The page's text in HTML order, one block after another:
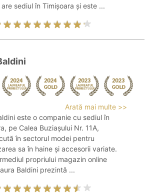
are sediul în Timișoara și este ...
Arată mai multe >>
este o companie cu sediul în
pe Calea Buziașului Nr. 11A,
în sectorul modei pentru
sa în haine și accesorii variate.
propriului magazin online
Baldini prezintă ...